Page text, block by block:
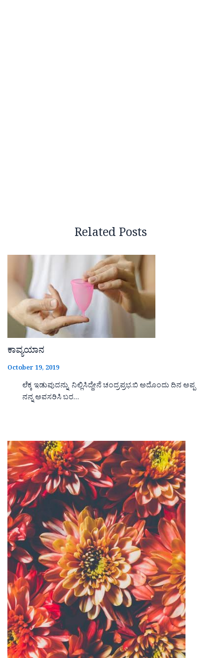
Related Posts
ಕಾವ್ಯಯಾನ
October 19, 2019
ಲೆಕ್ಕ ಇಡುವುದನ್ನು ನಿಲ್ಲಿಸಿದ್ದೇನೆ ಚಂದ್ರಪ್ರಭ.ಬಿ ಅದೊಂದು ದಿನ ಅಪ್ಪ
ನನ್ನ ಅವಸರಿಸಿ ಬರ…